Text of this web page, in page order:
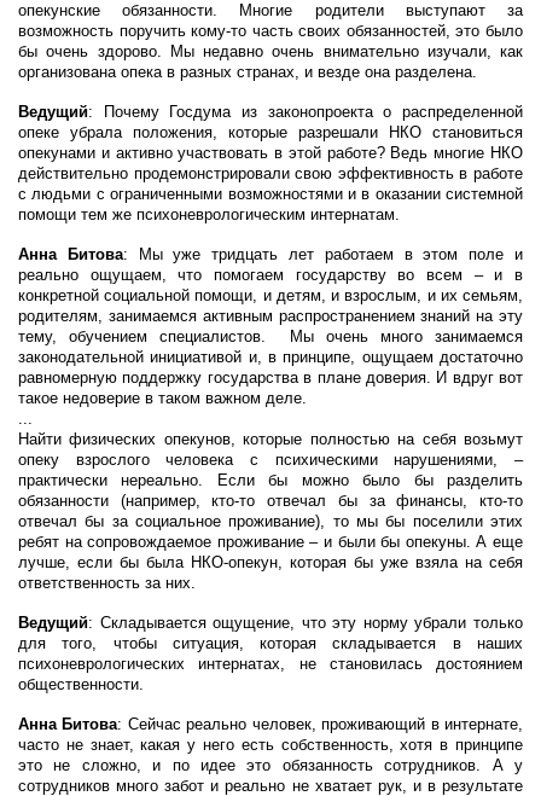
опекунские обязанности. Многие родители выступают за
возможность поручить кому-то часть своих обязанностей, это было
бы очень здорово. Мы недавно очень внимательно изучали, как
организована опека в разных странах, и везде она разделена.
Ведущий: Почему Госдума из законопроекта о распределенной
опеке убрала положения, которые разрешали НКО становиться
опекунами и активно участвовать в этой работе? Ведь многие НКО
действительно продемонстрировали свою эффективность в работе
с людьми с ограниченными возможностями и в оказании системной
помощи тем же психоневрологическим интернатам.
Анна Битова: Мы уже тридцать лет работаем в этом поле и
реально ощущаем, что помогаем государству во всем – и в
конкретной социальной помощи, и детям, и взрослым, и их семьям,
родителям, занимаемся активным распространением знаний на эту
тему, обучением специалистов. Мы очень много занимаемся
законодательной инициативой и, в принципе, ощущаем достаточно
равномерную поддержку государства в плане доверия. И вдруг вот
такое недоверие в таком важном деле.
...
Найти физических опекунов, которые полностью на себя возьмут
опеку взрослого человека с психическими нарушениями, –
практически нереально. Если бы можно было бы разделить
обязанности (например, кто-то отвечал бы за финансы, кто-то
отвечал бы за социальное проживание), то мы бы поселили этих
ребят на сопровождаемое проживание – и были бы опекуны. А еще
лучше, если бы была НКО-опекун, которая бы уже взяла на себя
ответственность за них.
Ведущий: Складывается ощущение, что эту норму убрали только
для того, чтобы ситуация, которая складывается в наших
психоневрологических интернатах, не становилась достоянием
общественности.
Анна Битова: Сейчас реально человек, проживающий в интернате,
часто не знает, какая у него есть собственность, хотя в принципе
это не сложно, и по идее это обязанность сотрудников. А у
сотрудников много забот и реально не хватает рук, и в результате